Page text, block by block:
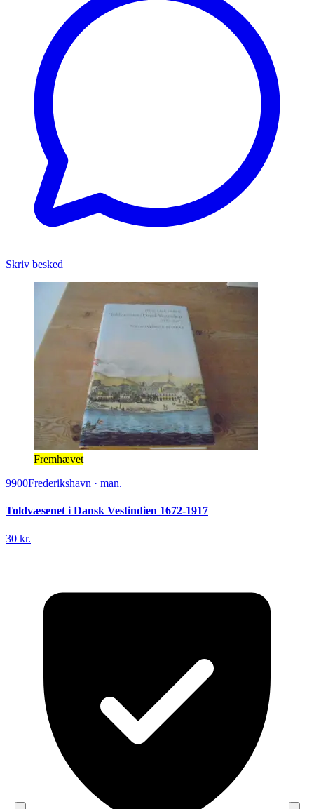
Skriv besked
Fremhævet
9900Frederikshavn · man.
Toldvæsenet i Dansk Vestindien 1672-1917
30 kr.